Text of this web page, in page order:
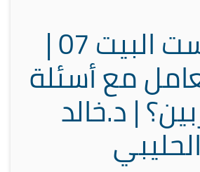
بودكاست البيت 07 |
مع أسئلة
| د.خالد